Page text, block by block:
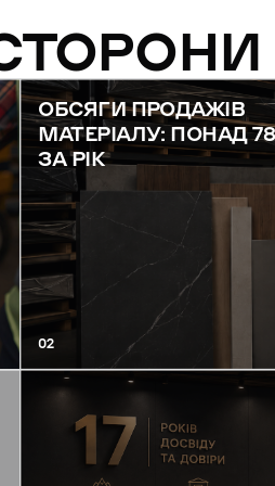
ОБСЯГИ ПРОДАЖІВ
МАТЕРІАЛУ: ПОНАД
ЗА РІК
02